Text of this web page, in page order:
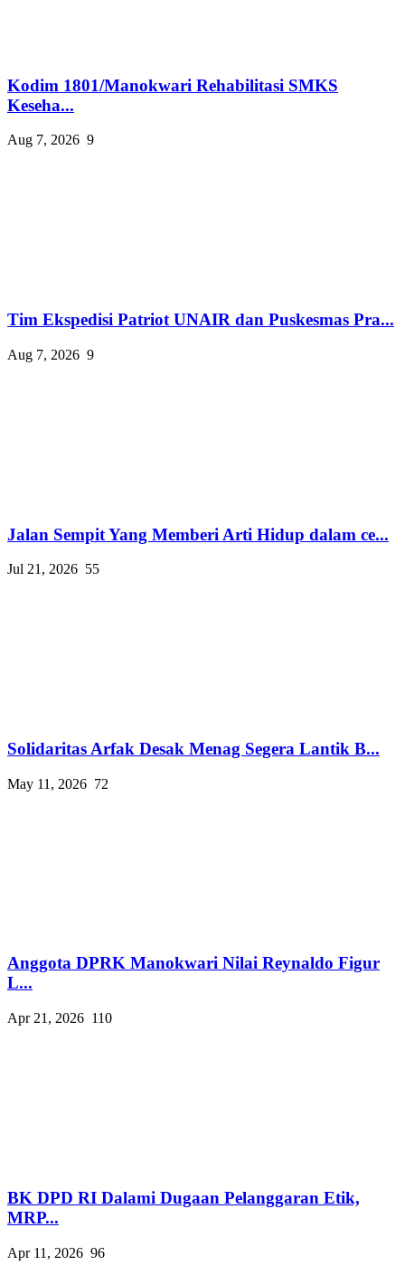
Kodim 1801/Manokwari Rehabilitasi SMKS
Keseha...
Aug 7, 2026 9
Tim Ekspedisi Patriot UNAIR dan Puskesmas Pra...
Aug 7, 2026 9
Jalan Sempit Yang Memberi Arti Hidup dalam ce...
Jul 21, 2026 55
Solidaritas Arfak Desak Menag Segera Lantik B...
May 11, 2026 72
Anggota DPRK Manokwari Nilai Reynaldo Figur
L...
Apr 21, 2026 110
BK DPD RI Dalami Dugaan Pelanggaran Etik,
MRP...
Apr 11, 2026 96